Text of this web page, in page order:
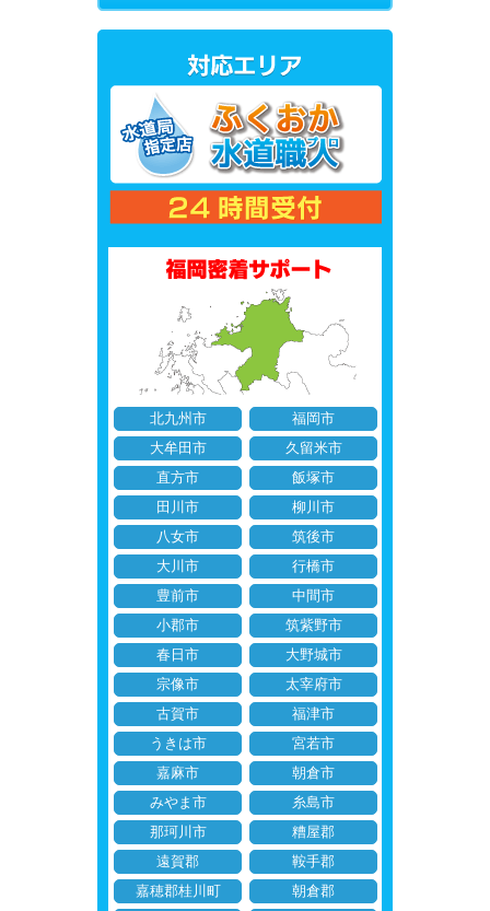
北九州市
福岡市
大牟田市
久留米市
直方市
飯塚市
田川市
柳川市
八女市
筑後市
大川市
行橋市
豊前市
中間市
小郡市
筑紫野市
春日市
大野城市
宗像市
太宰府市
古賀市
福津市
うきは市
宮若市
嘉麻市
朝倉市
みやま市
糸島市
那珂川市
糟屋郡
遠賀郡
鞍手郡
嘉穂郡桂川町
朝倉郡